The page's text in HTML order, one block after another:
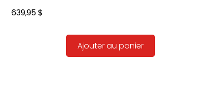
639,95$
Ajouter au panier